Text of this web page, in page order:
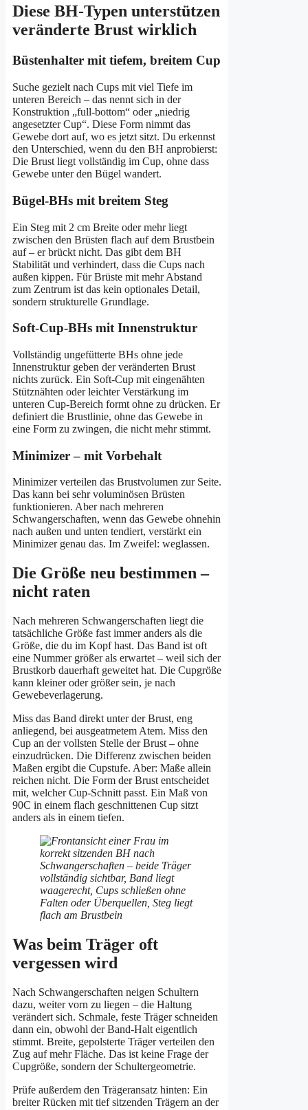
Diese BH-Typen unterstützen
veränderte Brust wirklich
Büstenhalter mit tiefem, breitem Cup
Suche gezielt nach Cups mit viel Tiefe im
unteren Bereich – das nennt sich in der
Konstruktion „full-bottom“ oder „niedrig
angesetzter Cup“. Diese Form nimmt das
Gewebe dort auf, wo es jetzt sitzt. Du erkennst
den Unterschied, wenn du den BH anprobierst:
Die Brust liegt vollständig im Cup, ohne dass
Gewebe unter den Bügel wandert.
Bügel-BHs mit breitem Steg
Ein Steg mit 2 cm Breite oder mehr liegt
zwischen den Brüsten flach auf dem Brustbein
auf – er brückt nicht. Das gibt dem BH
Stabilität und verhindert, dass die Cups nach
außen kippen. Für Brüste mit mehr Abstand
zum Zentrum ist das kein optionales Detail,
sondern strukturelle Grundlage.
Soft-Cup-BHs mit Innenstruktur
Vollständig ungefütterte BHs ohne jede
Innenstruktur geben der veränderten Brust
nichts zurück. Ein Soft-Cup mit eingenähten
Stütznähten oder leichter Verstärkung im
unteren Cup-Bereich formt ohne zu drücken. Er
definiert die Brustlinie, ohne das Gewebe in
eine Form zu zwingen, die nicht mehr stimmt.
Minimizer – mit Vorbehalt
Minimizer verteilen das Brustvolumen zur Seite.
Das kann bei sehr voluminösen Brüsten
funktionieren. Aber nach mehreren
Schwangerschaften, wenn das Gewebe ohnehin
nach außen und unten tendiert, verstärkt ein
Minimizer genau das. Im Zweifel: weglassen.
Die Größe neu bestimmen –
nicht raten
Nach mehreren Schwangerschaften liegt die
tatsächliche Größe fast immer anders als die
Größe, die du im Kopf hast. Das Band ist oft
eine Nummer größer als erwartet – weil sich der
Brustkorb dauerhaft geweitet hat. Die Cupgröße
kann kleiner oder größer sein, je nach
Gewebeverlagerung.
Miss das Band direkt unter der Brust, eng
anliegend, bei ausgeatmetem Atem. Miss den
Cup an der vollsten Stelle der Brust – ohne
einzudrücken. Die Differenz zwischen beiden
Maßen ergibt die Cupstufe. Aber: Maße allein
reichen nicht. Die Form der Brust entscheidet
mit, welcher Cup-Schnitt passt. Ein Maß von
90C in einem flach geschnittenen Cup sitzt
anders als in einem tiefen.
Was beim Träger oft
vergessen wird
Nach Schwangerschaften neigen Schultern
dazu, weiter vorn zu liegen – die Haltung
verändert sich. Schmale, feste Träger schneiden
dann ein, obwohl der Band-Halt eigentlich
stimmt. Breite, gepolsterte Träger verteilen den
Zug auf mehr Fläche. Das ist keine Frage der
Cupgröße, sondern der Schultergeometrie.
Prüfe außerdem den Trägeransatz hinten: Ein
breiter Rücken mit tief sitzenden Trägern an der